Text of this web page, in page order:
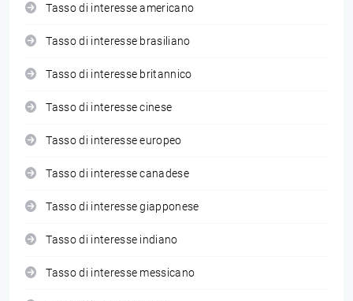
Tasso di interesse americano
Tasso di interesse brasiliano
Tasso di interesse britannico
Tasso di interesse cinese
Tasso di interesse europeo
Tasso di interesse canadese
Tasso di interesse giapponese
Tasso di interesse indiano
Tasso di interesse messicano